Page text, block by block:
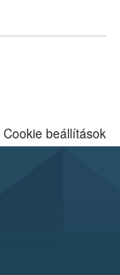
Cookie beállítások